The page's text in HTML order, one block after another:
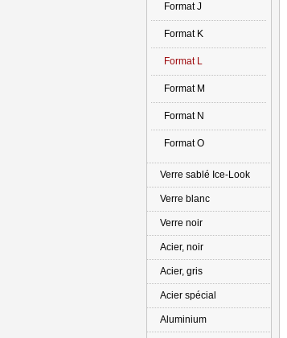
Format J
Format K
Format L
Format M
Format N
Format O
Verre sablé Ice-Look
Verre blanc
Verre noir
Acier, noir
Acier, gris
Acier spécial
Aluminium